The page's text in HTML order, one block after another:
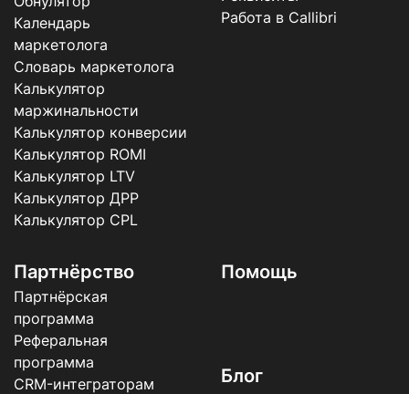
Календарь
маркетолога
Словарь маркетолога
Калькулятор
маржинальности
Калькулятор конверсии
Калькулятор ROMI
Калькулятор LTV
Калькулятор ДРР
Калькулятор CPL
Блог
Помощь
Работа в Callibri
Партнёрство
Партнёрская
программа
Реферальная
программа
CRM-интеграторам